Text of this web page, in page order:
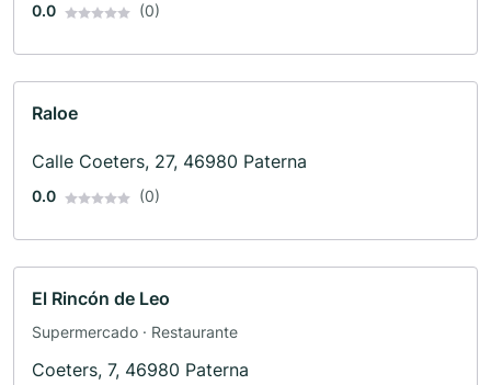
0.0 (0)
Raloe
Calle Coeters, 27, 46980 Paterna
0.0 (0)
El Rincón de Leo
Supermercado · Restaurante
Coeters, 7, 46980 Paterna